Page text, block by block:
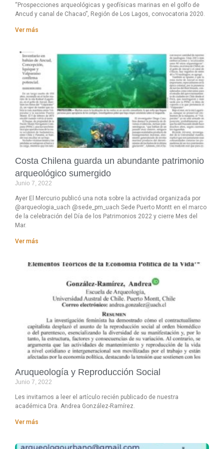
“Prospecciones arqueológicas y geofísicas marinas en el golfo de
Ancud y canal de Chacao”, Región de Los Lagos, convocatoria 2020.
Ver más
Costa Chilena guarda un abundante patrimonio
arqueológico sumergido
Junio 7, 2022
Ayer El Mercurio publicó una nota sobre la actividad organizada por
@arqueologia_uach @sede_pm_uach Sede Puerto Montt en el marco
de la celebración del Día de los Patrimonios 2022 y cierre Mes del
Mar.
Ver más
Aruqueología y Reproducción Social
Junio 7, 2022
Les invitamos a leer el artículo recién publicado de nuestra
académica Dra. Andrea González-Ramírez.
Ver más